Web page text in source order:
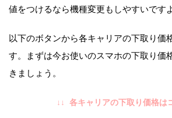
値をつけるなら機種変更もしやすいです
以下のボタンから各キャリアの下取り価
す。まずは今お使いのスマホの下取り価
きましょう。
↓↓ 各キャリアの下取り価格は